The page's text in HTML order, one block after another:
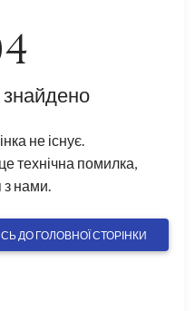
знайдено
не існує.
технічна помилка,
з нами.
ДО ГОЛОВНОЇ СТОРІНКИ